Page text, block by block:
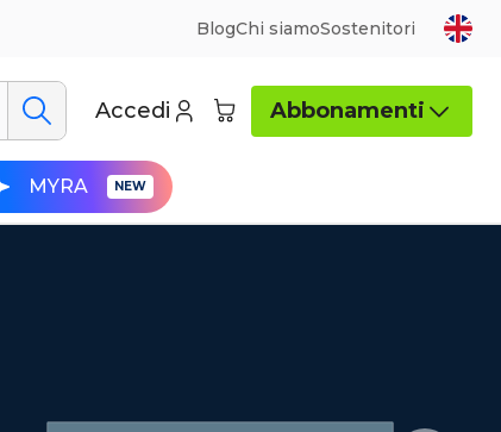
BlogChi siamoSostenitori
Accedi Abbonamenti
MYRA